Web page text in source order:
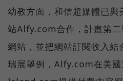
幼教方面，和信超媒體已與
站Alfy.com合作，計畫第
網站，並把網站訂閱收入結
瑞展舉例，Alfy.com在美